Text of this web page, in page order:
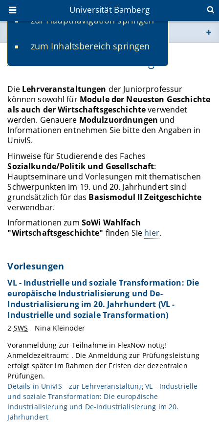
zur Hauptnavigation springen
zum Inhaltsbereich springen
Universität Bamberg
www.uni-bamberg.de
fis.uni-bamberg.de
Aktuelle Lehrveranstaltungen
Die Lehrveranstaltungen der Juniorprofessur
können sowohl für Module der Neuesten Geschichte
als auch der Wirtschaftsgeschichteverwendet
werden. Genauere Modulzuordnungen und
Informationen entnehmen Sie bitte den Angaben in
UnivIS.
Hinweise für Studierende des Faches
Sozialkunde/Politik und Gesellschaft:
Hauptseminare und Vorlesungen mit thematischen
Schwerpunkten im 19. und 20. Jahrhundert sind
grundsätzlich für das Basismodul II Zeitgeschichte
verwendbar.
Informationen zum SoWi Wahlfach
"Wirtschaftsgeschichte" finden Sie hier.
Vorlesungen
VL - Industrielle und soziale Transformation: Die
europäische Industrialisierung und De-
Industrialisierung im 20. Jahrhundert (VL -
Industrielle und soziale Transformation)
2 SWS
Nina Kleinöder
Voranmeldung zur Teilnahme in FlexNow nötig!
Anmeldezeitraum: . Die Anmeldung zur Prüfungsleistung
erfolgt später im Rahmen der Fristen der dezentralen
Prüfungen.
Details in UnivIS
zur Lehrveranstaltung VL - Industrielle
und soziale Transformation: Die europäische
Industrialisierung und De-Industrialisierung im 20.
Jahrhundert